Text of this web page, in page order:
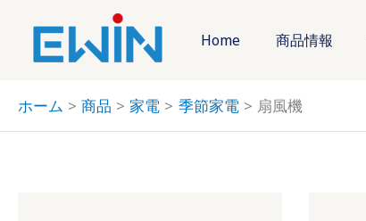
ッ
Home 商品情報
ホーム 商品 家電 季節家電 扇風機